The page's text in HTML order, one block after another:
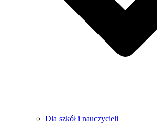
Dla szkół i nauczycieli